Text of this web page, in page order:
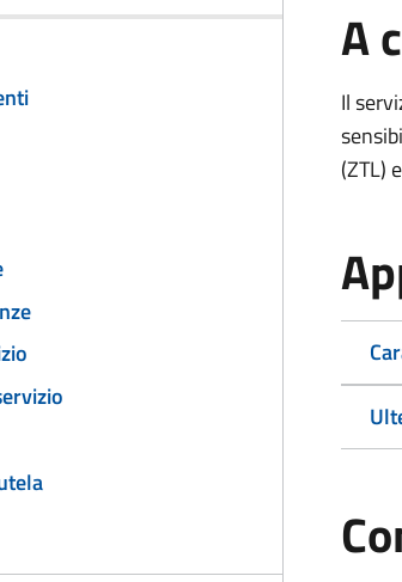
A
Il
(ZTL)